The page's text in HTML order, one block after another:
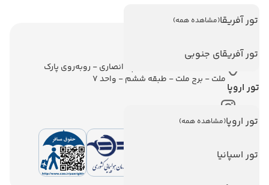
تور آفریقا(مشاهده همه)
تور آفریقای جنوبی
تور اروپا
تور اروپا(مشاهده همه)
تور اسپانیا
تهران - ولیعصر - نبش کوچه انصاری - روبه‌روی پارک
ملت - برج ملت - طبقه ششم - واحد 7